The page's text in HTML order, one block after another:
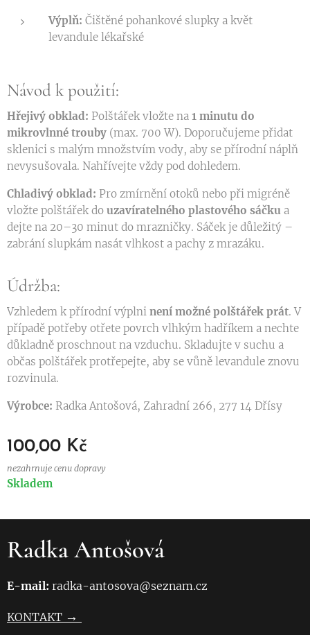
Výplň: Čištěné pohankové slupky a květ
levandule lékařské
Návod k použití:
Hřejivý obklad: Polštářek vložte na 1 minutu do
mikrovlnné trouby (max. 700 W). Doporučujeme přidat
sklenici s malým množstvím vody, aby se přírodní náplň
nevysušovala. Nahřívejte vždy pod dohledem.
Chladivý obklad: Pro zmírnění otoků nebo při migréně
vložte polštářek do uzavíratelného plastového sáčku a
dejte na 20–30 minut do mrazničky. Sáček je důležitý –
zabrání slupkám nasát vlhkost a pachy z mrazáku.
Údržba:
Vzhledem k přírodní výplni není možné polštářek prát. V
případě potřeby otřete povrch vlhkým hadříkem a nechte
důkladně proschnout na vzduchu. Skladujte v suchu a
občas polštářek protřepejte, aby se vůně levandule znovu
rozvinula.
Výrobce: Radka Antošová, Zahradní 266, 277 14 Dřísy
100,00 Kč
nezahrnuje cenu dopravy
Skladem
Radka Antošová
E-mail: radka-antosova@seznam.cz
KONTAKT →